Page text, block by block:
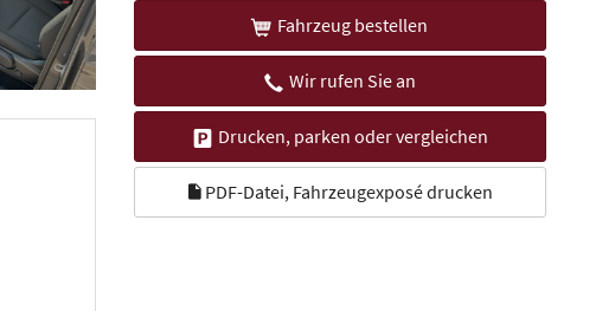
Fahrzeug bestellen
Wir rufen Sie an
Drucken, parken oder vergleichen
PDF-Datei, Fahrzeugexposé drucken